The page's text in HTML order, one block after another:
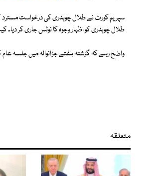
سپریم کورٹ نے طلال چوہدری کی درخواست
طلال چوہدری کو اظہار وجوہ کا نوٹس جاری کر دیا۔ کیس کی
واضح رہے کہ گزشتہ ہفتے جڑانوالہ میں جلسہ
متعلقہ